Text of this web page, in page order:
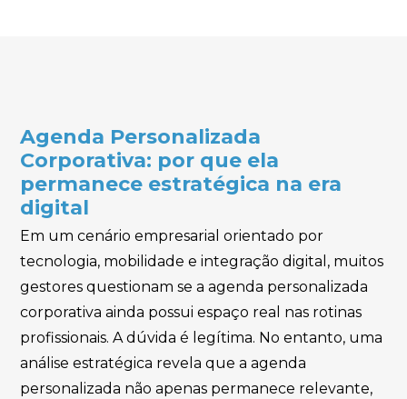
Agenda Personalizada
Corporativa: por que ela
permanece estratégica na era
digital
Em um cenário empresarial orientado por
tecnologia, mobilidade e integração digital, muitos
gestores questionam se a agenda personalizada
corporativa ainda possui espaço real nas rotinas
profissionais. A dúvida é legítima. No entanto, uma
análise estratégica revela que a agenda
personalizada não apenas permanece relevante,